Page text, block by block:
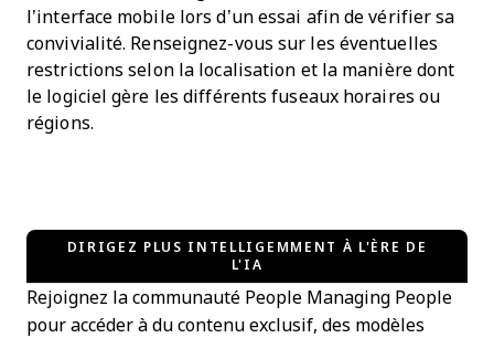
l’interface mobile lors d’un essai afin de vérifier sa
convivialité. Renseignez-vous sur les éventuelles
restrictions selon la localisation et la manière dont
le logiciel gère les différents fuseaux horaires ou
régions.
DIRIGEZ PLUS INTELLIGEMMENT À L'ÈRE DE
L'IA
Rejoignez la communauté People Managing People
pour accéder à du contenu exclusif, des modèles